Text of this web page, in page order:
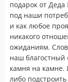
подарок от
под наши
и как любое
никакого
ожиданиям.
наш благостный
камня на камне.
либо